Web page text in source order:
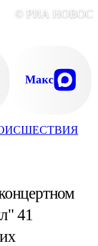
© РИА
Макс
41